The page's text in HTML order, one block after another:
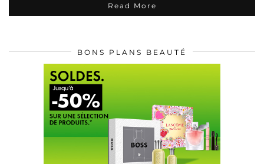
Read More
BONS PLANS BEAUTÉ